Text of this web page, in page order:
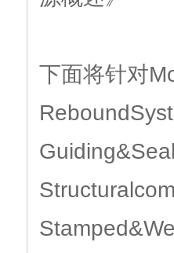
下面将针对